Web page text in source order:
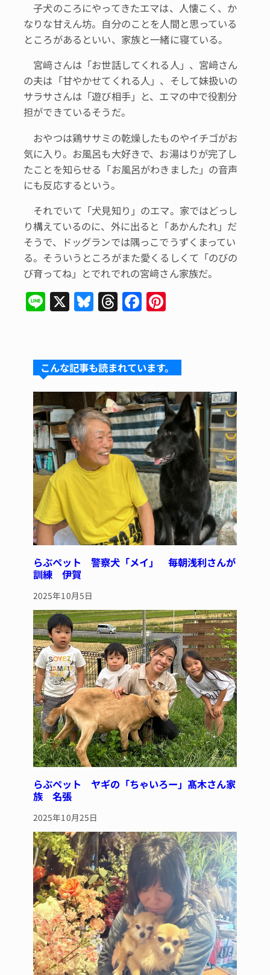
子犬のころにやってきたエマは、人懐こく、か
なりな甘えん坊。自分のことを人間と思っている
ところがあるといい、家族と一緒に寝ている。
宮﨑さんは「お世話してくれる人」、宮﨑さん
の夫は「甘やかせてくれる人」、そして妹扱いの
サラサさんは「遊び相手」と、エマの中で役割分
担ができているそうだ。
おやつは鶏ササミの乾燥したものやイチゴがお
気に入り。お風呂も大好きで、お湯はりが完了し
たことを知らせる「お風呂がわきました」の音声
にも反応するという。
それでいて「犬見知り」のエマ。家ではどっし
り構えているのに、外に出ると「あかんたれ」だ
そうで、ドッグランでは隅っこでうずくまってい
る。そういうところがまた愛くるしくて「のびの
び育ってね」とでれでれの宮﨑さん家族だ。
Li
n
X Bl
u
s
k
y
T
hr
a
d
s
F
a
e
b
o
o
k
re
st
こんな記事も読まれています。
らぶペット 警察犬「メイ」 毎朝浅利さんが
訓練 伊賀
2025年10月5日
らぶペット ヤギの「ちゃいろー」髙木さん家
族 名張
2025年10月25日